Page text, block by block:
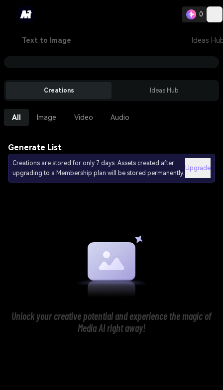
0
Text to Image Ideas
Creations Ideas Hub
All Image Video Audio
Generate List
Creations are stored for only 7 days. Assets created after
upgrading to a Membership plan will be stored permanently.
Upgrade
Unlock your creative potential and experience the magic of
Media AI right away!